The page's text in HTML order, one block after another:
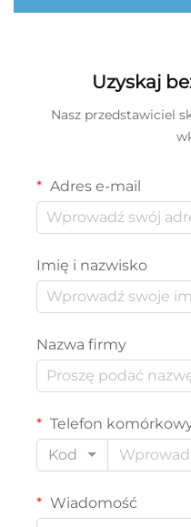
Uzyskaj
Nasz przedstawiciel
Adres e-mail
Imię i nazwisko
Nazwa firmy
Telefon
Kod
Wiadomość